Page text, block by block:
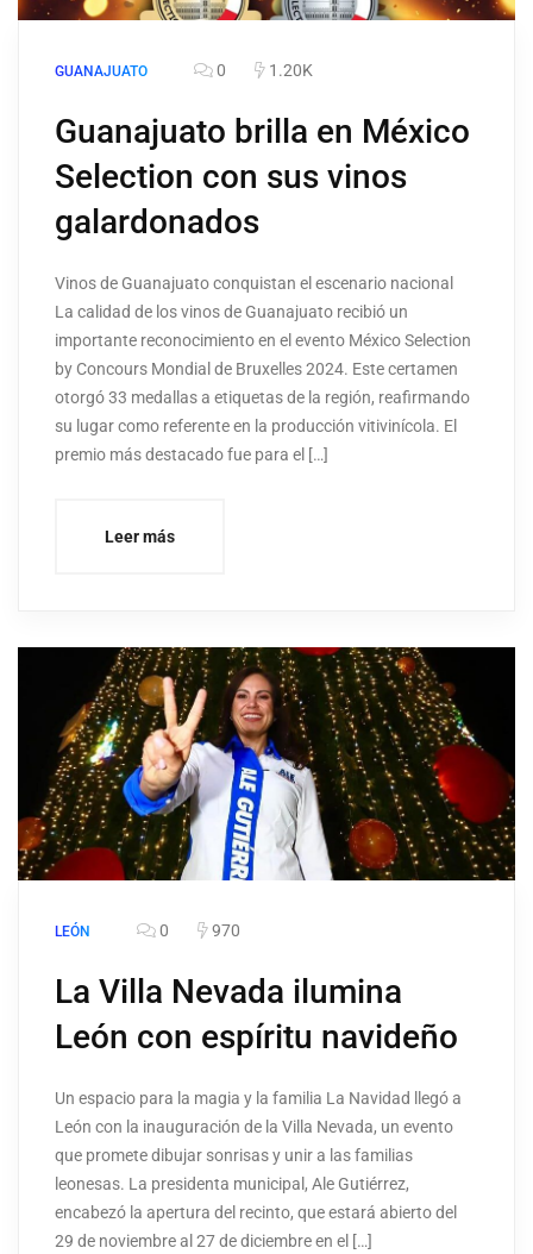
GUANAJUATO 0 1.20K
Guanajuato brilla en México
Selection con sus vinos
galardonados
Vinos de Guanajuato conquistan el escenario nacional
La calidad de los vinos de Guanajuato recibió un
importante reconocimiento en el evento México Selection
by Concours Mondial de Bruxelles 2024. Este certamen
otorgó 33 medallas a etiquetas de la región, reafirmando
su lugar como referente en la producción vitivinícola. El
premio más destacado fue para el […]
Leer más
LEÓN 0 970
La Villa Nevada ilumina
León con espíritu navideño
Un espacio para la magia y la familia La Navidad llegó a
León con la inauguración de la Villa Nevada, un evento
que promete dibujar sonrisas y unir a las familias
leonesas. La presidenta municipal, Ale Gutiérrez,
encabezó la apertura del recinto, que estará abierto del
29 de noviembre al 27 de diciembre en el […]